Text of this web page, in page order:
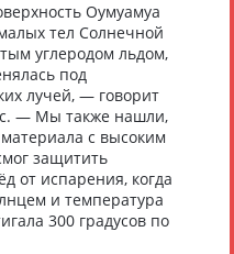
Оумуамуа
тел Солнечной
углеродом льдом,
под
лучей, — говорит
— Мы также нашли,
с высоким
защитить
от испарения, когда
и температура
300 градусов по